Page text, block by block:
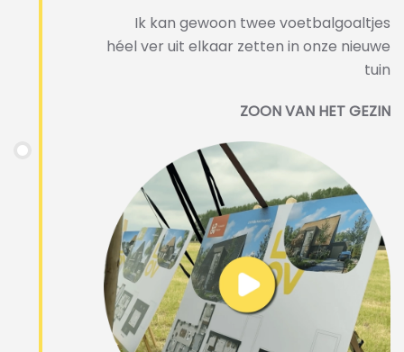
Ik kan gewoon twee voetbalgoaltjes
héel ver uit elkaar zetten in onze nieuwe
tuin
ZOON VAN HET GEZIN